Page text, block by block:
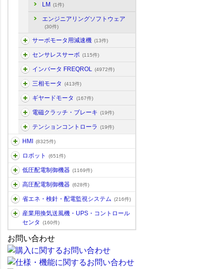
LM (1件)
エンジニアリングソフトウェア
(30件)
サーボモータ用減速機 (13件)
センサレスサーボ (115件)
インバータ FREQROL (4972件)
三相モータ (413件)
ギヤードモータ (167件)
電磁クラッチ・ブレーキ (19件)
テンションコントローラ (19件)
HMI (8325件)
ロボット (651件)
低圧配電制御機器 (1169件)
高圧配電制御機器 (628件)
省エネ・検針・配電監視システム (216件)
産業用換気送風機・UPS・コントロール
センタ
(160件)
お問い合わせ